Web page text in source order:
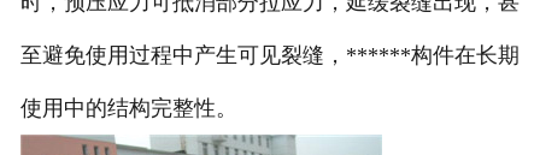
至避免使用过程中产生可见裂缝，******构件在长期
使用中的结构完整性。